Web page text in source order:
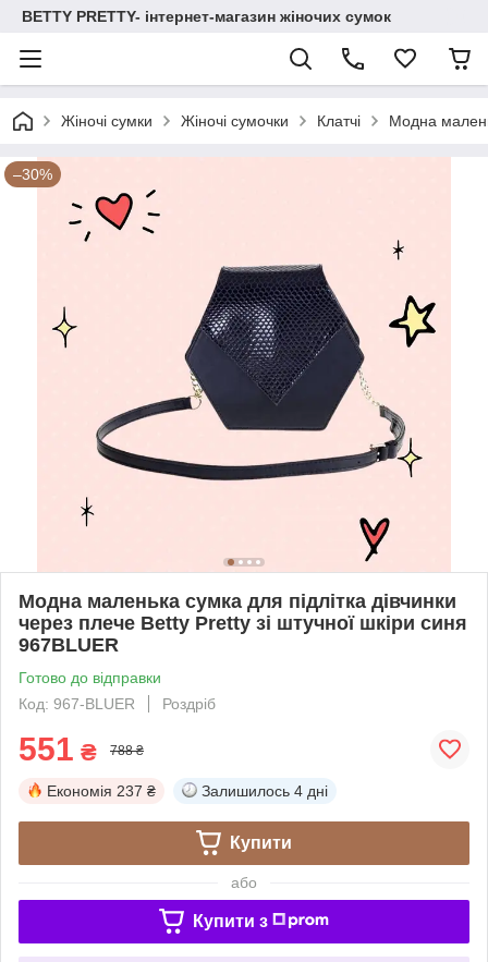
BETTY PRETTY- інтернет-магазин жіночих сумок
Жіночі сумки Жіночі сумочки Клатчі Модна
–30%
Модна маленька сумка для підлітка дівчинки
через плече Betty Pretty зі штучної шкіри синя
967BLUER
Готово до відправки
Код: 967-BLUER
Роздріб
551 ₴ 788 ₴
Економія 237 ₴ Залишилось 4 дні
Купити
або
Купити з